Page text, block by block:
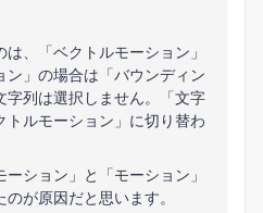
は、「ベクトルモーション」
」の場合は「バウンディン
字列は選択しません。「文字
ルモーション」に切り替わ
ション」と「モーション」
が原因だと思います。